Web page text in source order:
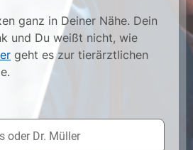
ganz in Deiner Nähe. Dein
und Du weißt nicht, wie
geht es zur tierärztlichen